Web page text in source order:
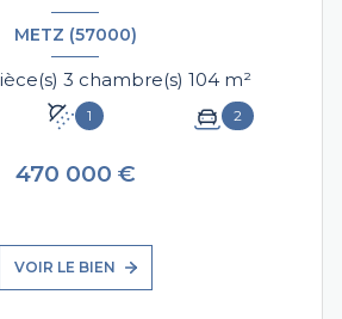
METZ (57000)
Duplex 4 pièce(s) 3 chambre(s) 104 m²
1 2
470 000 €
VOIR LE BIEN